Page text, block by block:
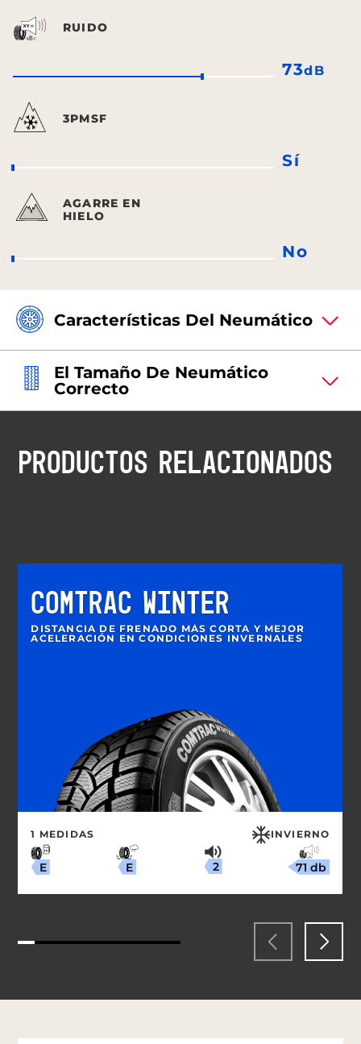
RUIDO
73dB
3PMSF
Sí
AGARRE EN
HIELO
No
Características Del Neumático
El Tamaño De Neumático
Correcto
PRODUCTOS RELACIONADOS
COMTRAC WINTER
DISTANCIA DE FRENADO MÁS CORTA Y MEJOR
ACELERACIÓN EN CONDICIONES INVERNALES
1 MEDIDAS INVIERNO
E E 2 71 db